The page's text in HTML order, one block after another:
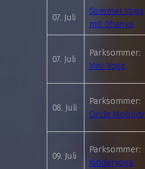
07. Juli
Sommer Yoga
mit Dhanya
07. Juli
Parksommer:
Vini-Yoga
08. Juli
Parksommer:
Circle Mobility
09. Juli
Parksommer:
Kinderyoga